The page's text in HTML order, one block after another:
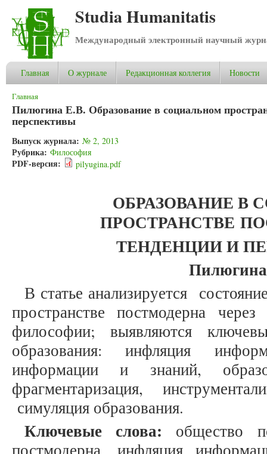
Studia Humanitatis
Международный электронный научный
Главная О журнале Редакционная коллегия Новости
Вы здесь
Главная
Пилюгина Е.В. Образование в социальном
перспективы
Выпуск журнала: № 2, 2013
Рубрика: Философия
PDF-версия: pilyugina.pdf
ОБРАЗОВАНИЕ В
ПРОСТРАНСТВЕ
ТЕНДЕНЦИИ И
В статье анализируется
пространстве постмодерна
философии; выявляются
образования: инфляция
информации и знаний,
фрагментаризация,
симуляция образования.
Ключевые слова: общество